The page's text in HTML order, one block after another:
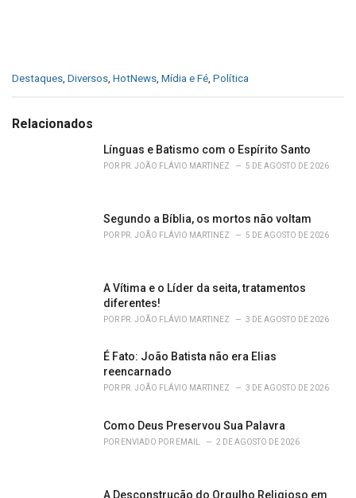
C
e
Destaques, Diversos, HotNews, Mídia e Fé, Política
Relacionados
Línguas e Batismo com o Espírito Santo
POR PR. JOÃO FLÁVIO MARTINEZ 5 DE AGOSTO DE 2026
Segundo a Bíblia, os mortos não voltam
POR PR. JOÃO FLÁVIO MARTINEZ 5 DE AGOSTO DE 2026
A Vítima e o Líder da seita, tratamentos
diferentes!
POR PR. JOÃO FLÁVIO MARTINEZ 3 DE AGOSTO DE 2026
É Fato: João Batista não era Elias
reencarnado
POR PR. JOÃO FLÁVIO MARTINEZ 3 DE AGOSTO DE 2026
Como Deus Preservou Sua Palavra
POR ENVIADO POR EMAIL 2 DE AGOSTO DE 2026
A Desconstrução do Orgulho Religioso em